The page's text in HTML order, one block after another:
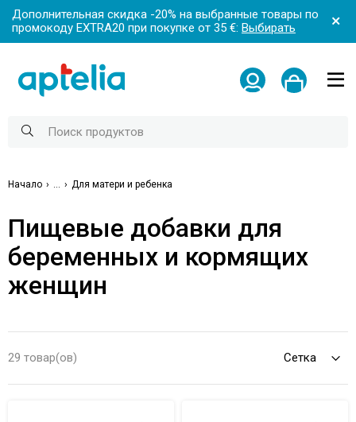
Дополнительная скидка -20% на выбранные товары по
промокоду EXTRA20 при покупке от 35 €: Выбирать
Начало Для матери и ребенка
Пищевые добавки для
беременных и кормящих
женщин
29 товар(ов)